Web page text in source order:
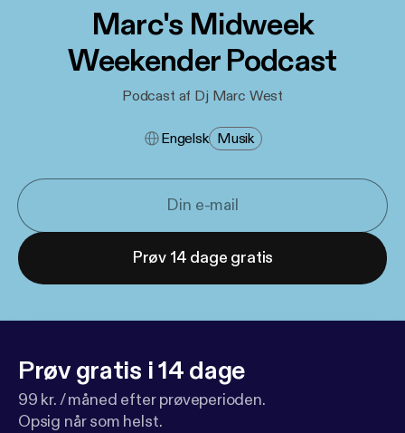
Marc's Midweek
Weekender Podcast
Podcast af Dj Marc West
Engelsk Musik
Prøv 14 dage gratis
Prøv gratis i 14 dage
99 kr. / måned efter prøveperioden.
Opsig når som helst.